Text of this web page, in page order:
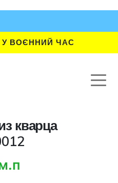
ВОЄННИЙ ЧАС
кварца